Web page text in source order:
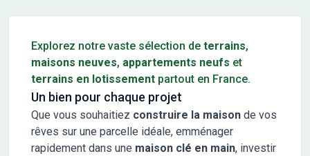
Explorez notre vaste sélection de terrains,
maisons neuves, appartements neufs et
terrains en lotissement partout en France.
Un bien pour chaque projet
Que vous souhaitiez construire la maison de vos
rêves sur une parcelle idéale, emménager
rapidement dans une maison clé en main, investir